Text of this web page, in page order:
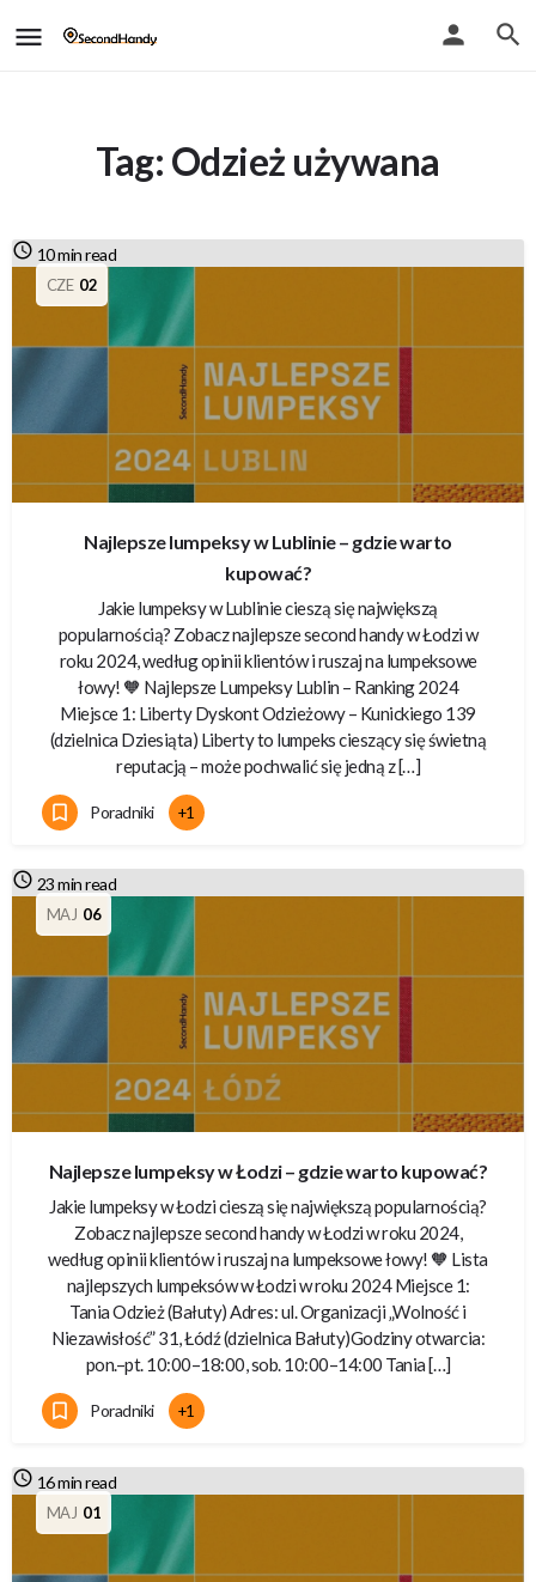
Tag: Odzież używana
CZE 02
10 min read
Najlepsze lumpeksy w Lublinie – gdzie warto
kupować?
Jakie lumpeksy w Lublinie cieszą się największą
popularnością? Zobacz najlepsze second handy w Łodzi w
roku 2024, według opinii klientów i ruszaj na lumpeksowe
łowy! 🧡 Najlepsze Lumpeksy Lublin – Ranking 2024
Miejsce 1: Liberty Dyskont Odzieżowy – Kunickiego 139
(dzielnica Dziesiąta) Liberty to lumpeks cieszący się świetną
reputacją – może pochwalić się jedną z […]
Poradniki +1
MAJ 06
23 min read
Najlepsze lumpeksy w Łodzi – gdzie warto kupować?
Jakie lumpeksy w Łodzi cieszą się największą popularnością?
Zobacz najlepsze second handy w Łodzi w roku 2024,
według opinii klientów i ruszaj na lumpeksowe łowy! 🧡 Lista
najlepszych lumpeksów w Łodzi w roku 2024 Miejsce 1:
Tania Odzież (Bałuty) Adres: ul. Organizacji „Wolność i
Niezawisłość” 31, Łódź (dzielnica Bałuty)Godziny otwarcia:
pon.–pt. 10:00–18:00, sob. 10:00–14:00​ Tania […]
Poradniki +1
MAJ 01
16 min read